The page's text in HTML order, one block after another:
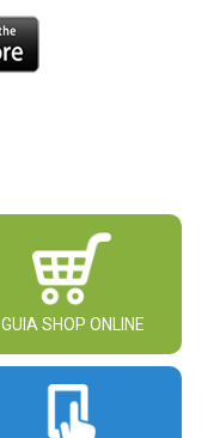
GUIA SHOP ONLINE